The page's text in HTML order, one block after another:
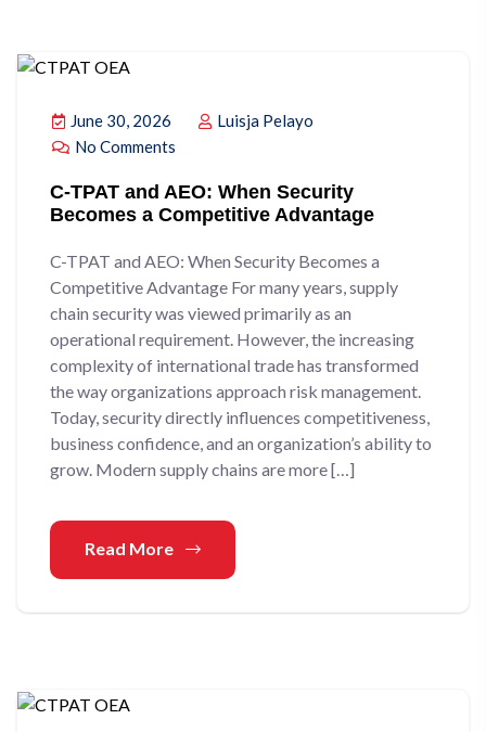
June 30, 2026
Luisja Pelayo
No Comments
C-TPAT and AEO: When Security
Becomes a Competitive Advantage
C-TPAT and AEO: When Security Becomes a
Competitive Advantage For many years, supply
chain security was viewed primarily as an
operational requirement. However, the increasing
complexity of international trade has transformed
the way organizations approach risk management.
Today, security directly influences competitiveness,
business confidence, and an organization’s ability to
grow. Modern supply chains are more […]
Read More